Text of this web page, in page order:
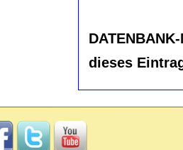
dieses